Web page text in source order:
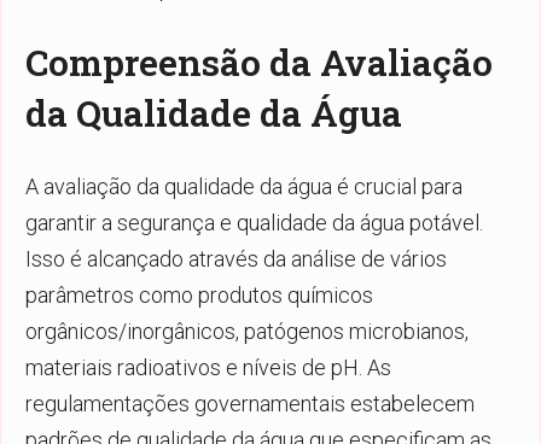
Compreensão da Avaliação
da Qualidade da Água
A avaliação da qualidade da água é crucial para
garantir a segurança e qualidade da água potável.
Isso é alcançado através da análise de vários
parâmetros como produtos químicos
orgânicos/inorgânicos, patógenos microbianos,
materiais radioativos e níveis de pH. As
regulamentações governamentais estabelecem